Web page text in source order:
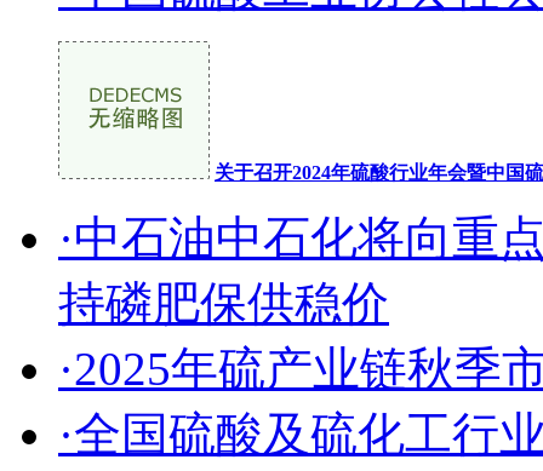
关于召开2024年硫酸行业年会暨中国
·中石油中石化将向重
持磷肥保供稳价
·2025年硫产业链秋季
·全国硫酸及硫化工行